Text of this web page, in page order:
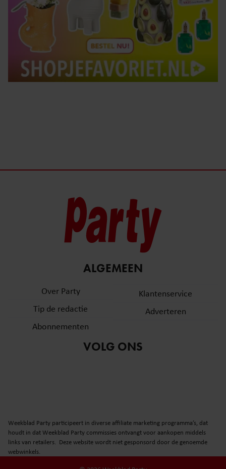
ALGEMEEN
Over Party
Tip de redactie
Abonnementen
Klantenservice
Adverteren
VOLG ONS
Weekblad Party participeert in diverse affiliate marketing programma’s, dat
houdt in dat Weekblad Party commissies ontvangt voor aankopen middels
links van retailers. Deze website wordt niet gesponsord door de genoemde
webwinkels.